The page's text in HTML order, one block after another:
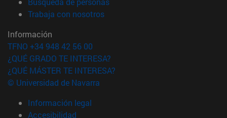
Trabaja con nosotros(abre en nueva ventana)
Información
TFNO +34 948 42 56 00
¿QUÉ GRADO TE INTERESA?
¿QUÉ MÁSTER TE INTERESA?
© Universidad de Navarra
Información legal
Accesibilidad